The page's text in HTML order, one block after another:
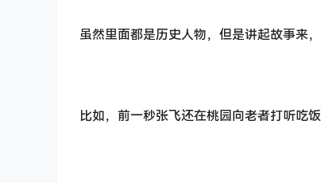
虽然里面都是历史人物，但是讲起故事来
比如，前一秒张飞还在桃园向老者打听吃